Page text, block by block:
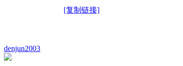
[复制链接]
denjun2003